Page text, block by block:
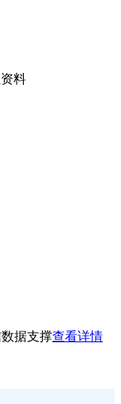
料
据支撑查看详情